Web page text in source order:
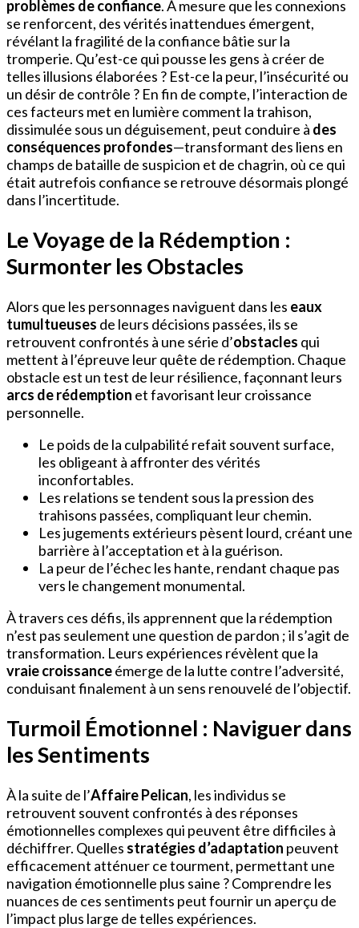
problèmes de confiance. À mesure que les connexions
se renforcent, des vérités inattendues émergent,
révélant la fragilité de la confiance bâtie sur la
tromperie. Qu’est-ce qui pousse les gens à créer de
telles illusions élaborées ? Est-ce la peur, l’insécurité ou
un désir de contrôle ? En fin de compte, l’interaction de
ces facteurs met en lumière comment la trahison,
dissimulée sous un déguisement, peut conduire à des
conséquences profondes—transformant des liens en
champs de bataille de suspicion et de chagrin, où ce qui
était autrefois confiance se retrouve désormais plongé
dans l’incertitude.
Le Voyage de la Rédemption :
Surmonter les Obstacles
Alors que les personnages naviguent dans les eaux
tumultueuses de leurs décisions passées, ils se
retrouvent confrontés à une série d’obstacles qui
mettent à l’épreuve leur quête de rédemption. Chaque
obstacle est un test de leur résilience, façonnant leurs
arcs de rédemption et favorisant leur croissance
personnelle.
Le poids de la culpabilité refait souvent surface,
les obligeant à affronter des vérités
inconfortables.
Les relations se tendent sous la pression des
trahisons passées, compliquant leur chemin.
Les jugements extérieurs pèsent lourd, créant une
barrière à l’acceptation et à la guérison.
La peur de l’échec les hante, rendant chaque pas
vers le changement monumental.
À travers ces défis, ils apprennent que la rédemption
n’est pas seulement une question de pardon ; il s’agit de
transformation. Leurs expériences révèlent que la
vraie croissanceémerge de la lutte contre l’adversité,
conduisant finalement à un sens renouvelé de l’objectif.
Turmoil Émotionnel : Naviguer dans
les Sentiments
À la suite de l’Affaire Pelican, les individus se
retrouvent souvent confrontés à des réponses
émotionnelles complexes qui peuvent être difficiles à
déchiffrer. Quelles stratégies d’adaptation peuvent
efficacement atténuer ce tourment, permettant une
navigation émotionnelle plus saine ? Comprendre les
nuances de ces sentiments peut fournir un aperçu de
l’impact plus large de telles expériences.